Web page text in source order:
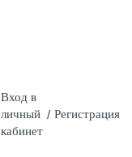
Вход в
личный
кабинет
/ Регистрация